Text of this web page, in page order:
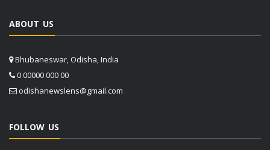
ABOUT US
Bhubaneswar, Odisha, India
0 00000 000 00
odishanewslens@gmail.com
FOLLOW US